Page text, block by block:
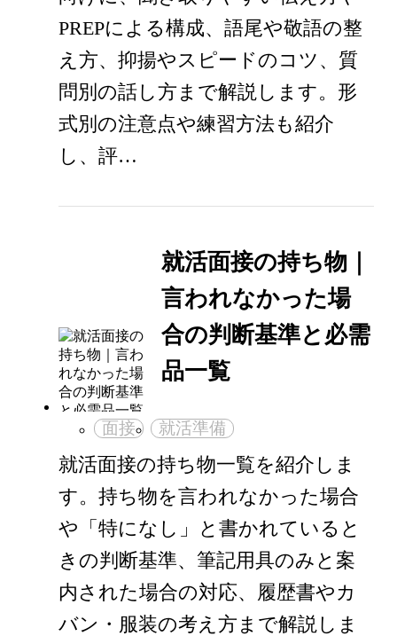
PREPによる構成、語尾や敬語の整
え方、抑揚やスピードのコツ、質
問別の話し方まで解説します。形
式別の注意点や練習方法も紹介
し、評…
就活面接の持ち物｜
言われなかった場
合の判断基準と必需
品一覧
面接 就活準備
就活面接の持ち物一覧を紹介しま
す。持ち物を言われなかった場合
や「特になし」と書かれていると
きの判断基準、筆記用具のみと案
内された場合の対応、履歴書やカ
バン・服装の考え方まで解説しま